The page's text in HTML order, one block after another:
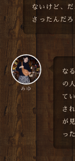
ないけど、
さったんだろ
みゆ
な
の
て
さ
が
っ